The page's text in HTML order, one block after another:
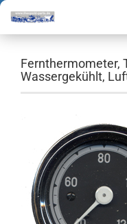
Fernthermometer,
Wassergekühlt,